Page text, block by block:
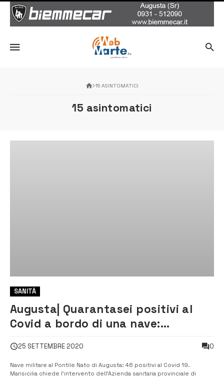
15 ASINTOMATICI
15 asintomatici
SANITÀ
Augusta| Quarantasei positivi al
Covid a bordo di una nave:
Siracusa
25 SETTEMBRE 2020 0
Nave militare al Pontile Nato di Augusta: 46 positivi al Covid 19.
Marisicilia chiede l’intervento dell’Azienda sanitaria provinciale di